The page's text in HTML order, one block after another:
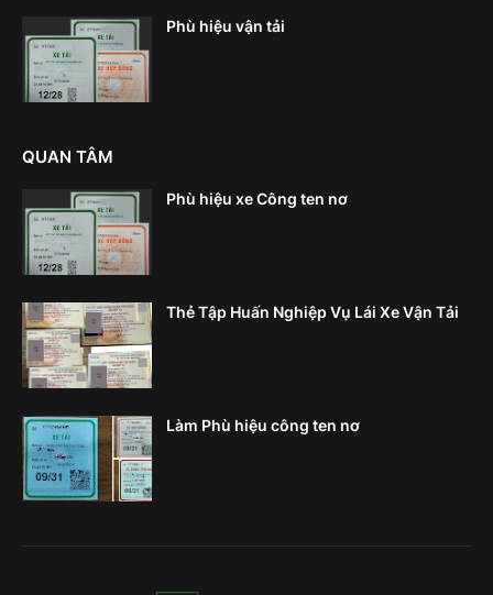
Phù hiệu vận tải
QUAN TÂM
Phù hiệu xe Công ten nơ
Thẻ Tập Huấn Nghiệp Vụ Lái Xe Vận Tải
Làm Phù hiệu công ten nơ